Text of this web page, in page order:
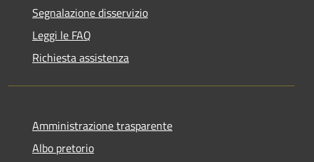
Segnalazione disservizio
Leggi le FAQ
Richiesta assistenza
Amministrazione trasparente
Albo pretorio